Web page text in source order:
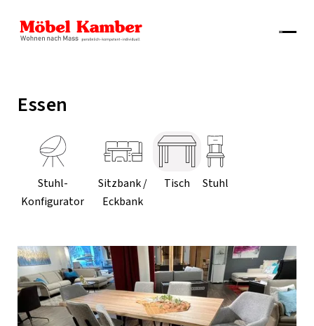
Essen
Stuhl-
Konfigurator
Sitzbank /
Eckbank
Tisch Stuhl